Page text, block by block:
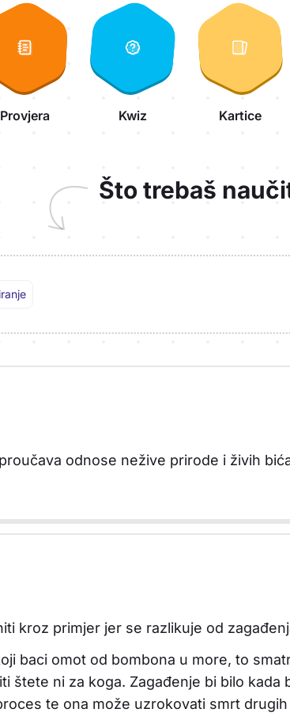
Provjera Kwiz Kartice
Što trebaš
odnose nežive prirode i živih
kroz primjer jer se razlikuje od
baci omot od bombona u more, to
štete ni za koga. Zagađenje bi bilo
te ona može uzrokovati smrt